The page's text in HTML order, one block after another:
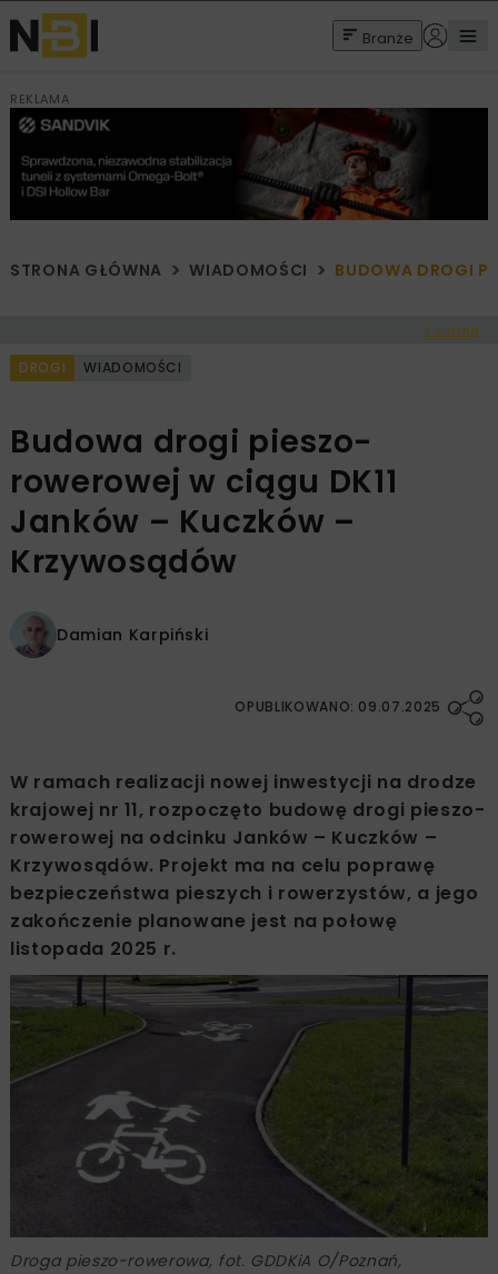
Branże
REKLAMA
STRONA GŁÓWNA WIADOMOŚCI BUDOWA DROGI
< Cofnij
DROGI WIADOMOŚCI
Budowa drogi pieszo-
rowerowej w ciągu DK11
Janków – Kuczków –
Krzywosądów
Damian Karpiński
OPUBLIKOWANO: 09.07.2025
W ramach realizacji nowej inwestycji na drodze
krajowej nr 11, rozpoczęto budowę drogi pieszo-
rowerowej na odcinku Janków – Kuczków –
Krzywosądów. Projekt ma na celu poprawę
bezpieczeństwa pieszych i rowerzystów, a jego
zakończenie planowane jest na połowę
listopada 2025 r.
Droga pieszo-rowerowa, fot. GDDKiA O/Poznań,